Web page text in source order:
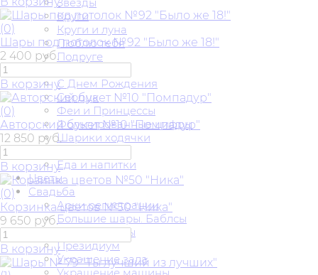
Круги
Круги и луна
Люблю тебя
Подруге
С Днем Рождения
Сердца
Феи и Принцессы
Фольгированные цифры
Шарики ходячки
Еда и напитки
Цветы
Свадьба
Арки регистрации
Большие шары. Баблсы
Букет невесты
Президиум
Украшение зала
(0)
Шары под потолок №92 "Было же 18!"
2 400 руб.
В корзину
(0)
Авторский букет №10 "Помпадур"
12 850 руб.
В корзину
(0)
Корзинка цветов №50 "Ника"
9 650 руб.
В корзину